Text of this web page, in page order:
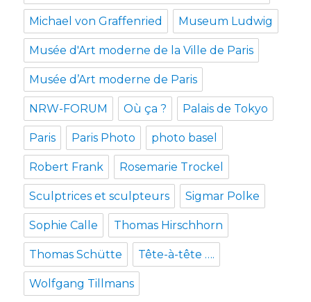
Michael von Graffenried Museum Ludwig
Musée d'Art moderne de la Ville de Paris
Musée d’Art moderne de Paris
NRW-FORUM Où ça ? Palais de Tokyo
Paris Paris Photo photo basel
Robert Frank Rosemarie Trockel
Sculptrices et sculpteurs Sigmar Polke
Sophie Calle Thomas Hirschhorn
Thomas Schütte Tête-à-tête ….
Wolfgang Tillmans